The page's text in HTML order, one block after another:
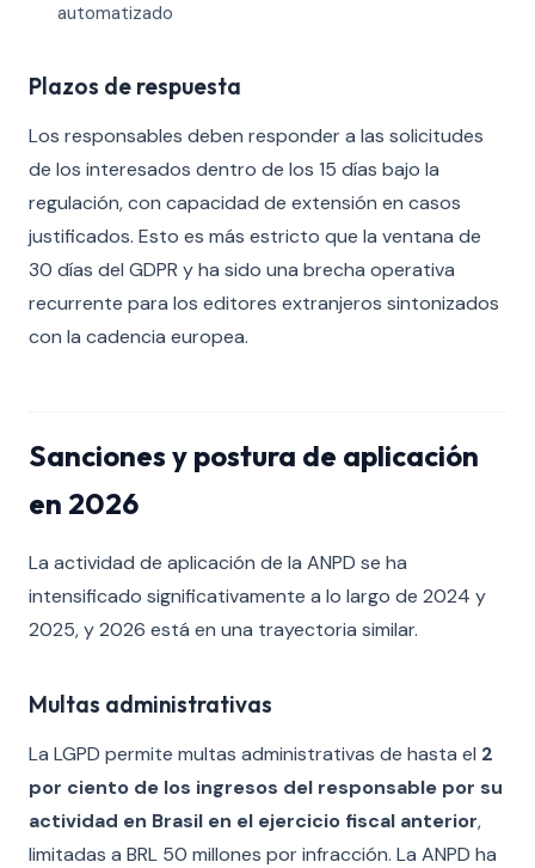
automatizado
Plazos de respuesta
Los responsables deben responder a las solicitudes
de los interesados dentro de los 15 días bajo la
regulación, con capacidad de extensión en casos
justificados. Esto es más estricto que la ventana de
30 días del GDPR y ha sido una brecha operativa
recurrente para los editores extranjeros sintonizados
con la cadencia europea.
Sanciones y postura de aplicación
en 2026
La actividad de aplicación de la ANPD se ha
intensificado significativamente a lo largo de 2024 y
2025, y 2026 está en una trayectoria similar.
Multas administrativas
La LGPD permite multas administrativas de hasta el 2
por ciento de los ingresos del responsable por su
actividad en Brasil en el ejercicio fiscal anterior,
limitadas a BRL 50 millones por infracción. La ANPD ha